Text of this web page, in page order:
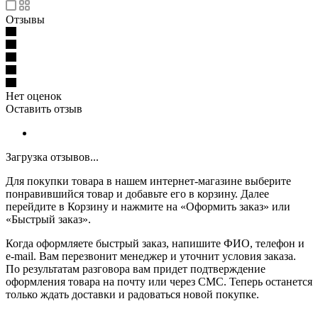
Отзывы
Нет оценок
Оставить отзыв
Загрузка отзывов...
Для покупки товара в нашем интернет-магазине выберите
понравившийся товар и добавьте его в корзину. Далее
перейдите в Корзину и нажмите на «Оформить заказ» или
«Быстрый заказ».
Когда оформляете быстрый заказ, напишите ФИО, телефон и
e-mail. Вам перезвонит менеджер и уточнит условия заказа.
По результатам разговора вам придет подтверждение
оформления товара на почту или через СМС. Теперь останется
только ждать доставки и радоваться новой покупке.